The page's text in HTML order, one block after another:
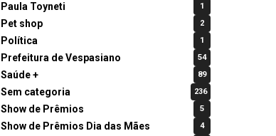
Paula Toyneti 1
Pet shop 2
Política 1
Prefeitura de Vespasiano 54
Saúde + 89
Sem categoria 236
Show de Prêmios 5
Show de Prêmios Dia das Mães 4